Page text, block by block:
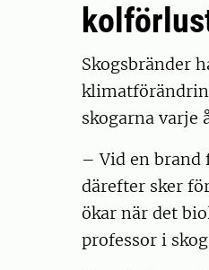
Skogsbränder
skogarna varje
– Vid en brand
därefter sker
ökar när det
professor i